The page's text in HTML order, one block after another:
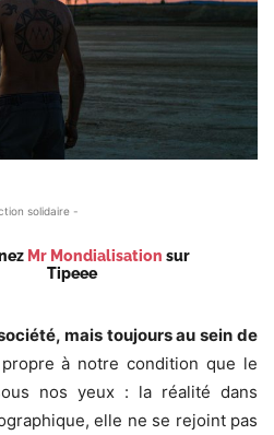
solidaire -
Mr Mondialisation sur
Tipeee
mais toujours au sein de
à notre condition que le
nos yeux : la réalité dans
elle ne se rejoint pas